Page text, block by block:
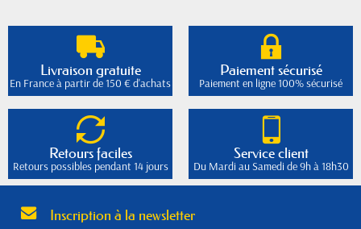
Livraison gratuite
En France à partir de 150 € d'achats
Paiement sécurisé
Paiement en ligne 100% sécurisé
Retours faciles
Retours possibles pendant 14 jours
Service client
Du Mardi au Samedi de 9h à 18h30
Inscription à la newsletter